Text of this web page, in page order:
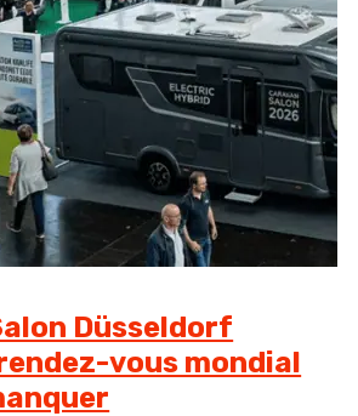
Düsseldorf
vous mondial